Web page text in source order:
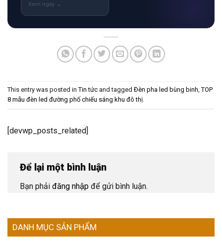
This entry was posted inTin tức and tagged Đèn pha led bùng binh,TOP
8 mẫu đèn led đường phố chiếu sáng khu đô thị.
[devwp_posts_related]
Để lại một bình luận
Bạn phải đăng nhập để gửi bình luận.
DANH MỤC SẢN PHẨM